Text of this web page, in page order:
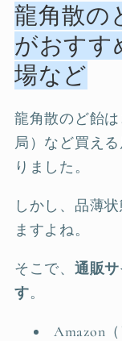
龍角散の
がおすす
場など
龍角散のど飴
局）など買え
りました。
しかし、品薄
ますよね。
そこで、 通販
す。
Amazon